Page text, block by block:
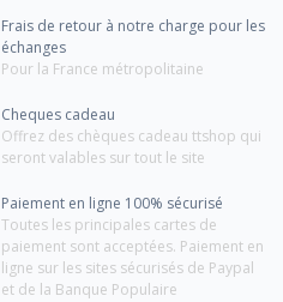
Frais de retour à notre charge pour les
échanges
Pour la France métropolitaine
Cheques cadeau
Offrez des chèques cadeau ttshop qui
seront valables sur tout le site
Paiement en ligne 100% sécurisé
Toutes les principales cartes de
paiement sont acceptées. Paiement en
ligne sur les sites sécurisés de Paypal
et de la Banque Populaire